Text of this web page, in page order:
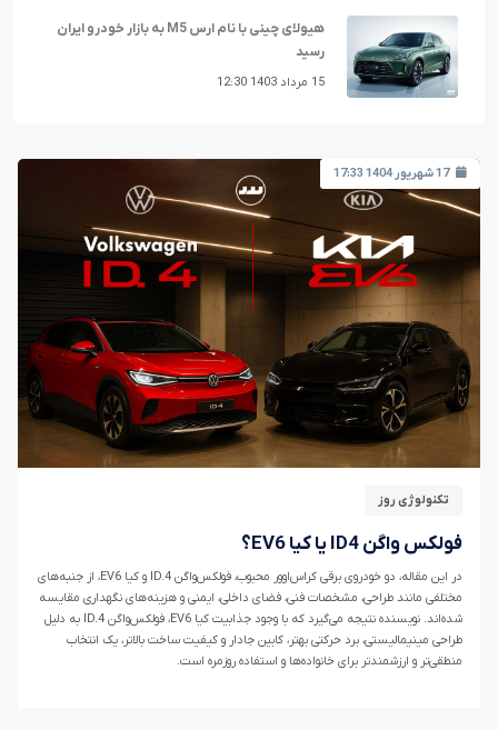
هیولای چینی با نام ارس M5 به بازار خودرو ایران
رسید
15 مرداد 1403 12:30
17 شهریور 1404 17:33
تکنولوژی روز
فولکس واگن ID4 یا کیا EV6؟
در این مقاله، دو خودروی برقی کراس‌اوور محبوب، فولکس‌واگن ID.4 و کیا EV6، از جنبه‌های
مختلفی مانند طراحی، مشخصات فنی، فضای داخلی، ایمنی و هزینه‌های نگهداری مقایسه
شده‌اند. نویسنده نتیجه می‌گیرد که با وجود جذابیت کیا EV6، فولکس‌واگن ID.4 به دلیل
طراحی مینیمالیستی، برد حرکتی بهتر، کابین جادار و کیفیت ساخت بالاتر، یک انتخاب
منطقی‌تر و ارزشمندتر برای خانواده‌ها و استفاده روزمره است.